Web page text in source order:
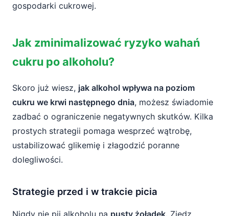
gospodarki cukrowej.
Jak zminimalizować ryzyko wahań
cukru po alkoholu?
Skoro już wiesz, jak alkohol wpływa na poziom
cukru we krwi następnego dnia, możesz świadomie
zadbać o ograniczenie negatywnych skutków. Kilka
prostych strategii pomaga wesprzeć wątrobę,
ustabilizować glikemię i złagodzić poranne
dolegliwości.
Strategie przed i w trakcie picia
Nigdy nie pij alkoholu na pusty żołądek. Zjedz